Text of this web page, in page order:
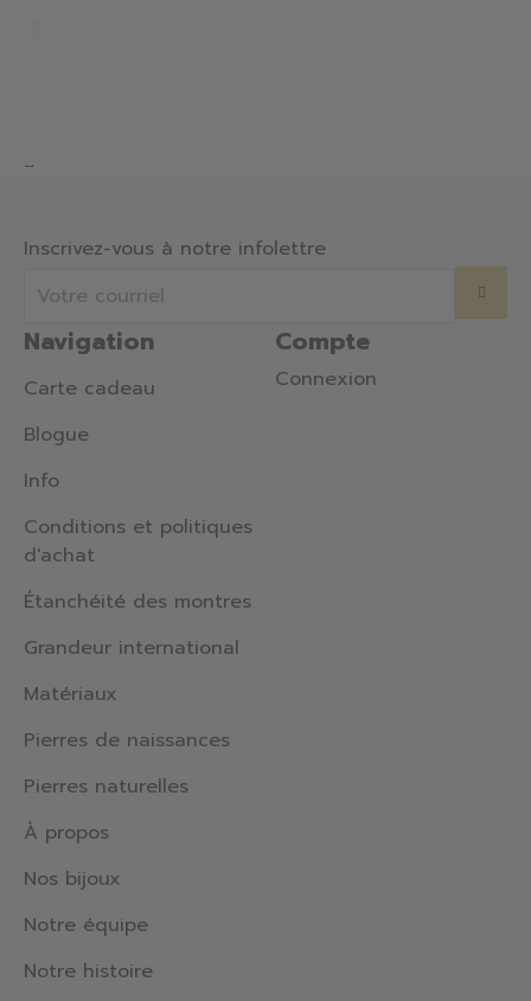
Navigation
Carte cadeau
Blogue
Info
Conditions et politiques
d'achat
Étanchéité des montres
Grandeur international
Matériaux
Pierres de naissances
Pierres naturelles
À propos
Nos bijoux
Notre équipe
Notre histoire
Compte
Connexion
Inscrivez-vous à notre infolettre